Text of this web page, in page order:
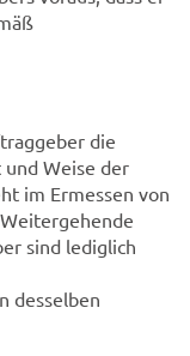
die
Weise der
im Ermessen von
sind lediglich
desselben